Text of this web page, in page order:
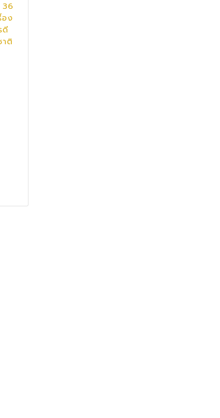
36
อง
ดี
าติ